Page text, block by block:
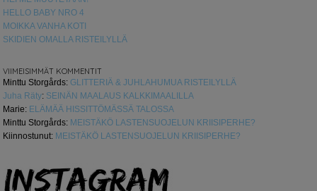
HELLO BABY NRO 4
MOIKKA VANHA KOTI
SKIDIEN OMALLA RISTEILYLLÄ
VIIMEISIMMÄT KOMMENTIT
Minttu Storgårds: GLITTERIÄ & JUHLAHUMUA RISTEILYLLÄ
Juha Räty: SEINÄN MAALAUS KALKKIMAALILLA
Marie: ELÄMÄÄ HISSITTÖMÄSSÄ TALOSSA
Minttu Storgårds: MEISTÄKÖ LASTENSUOJELUN KRIISIPERHE?
Kiinnostunut: MEISTÄKÖ LASTENSUOJELUN KRIISIPERHE?